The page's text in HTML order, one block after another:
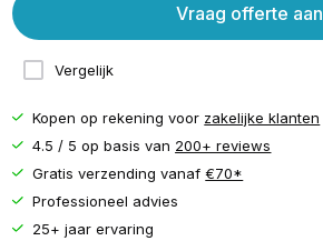
Vergelijk
Vraag offerte aan
Kopen op rekening voor zakelijke klanten
4.5 / 5 op basis van 200+ reviews
Gratis verzending vanaf€70*
Professioneel advies
25+ jaar ervaring